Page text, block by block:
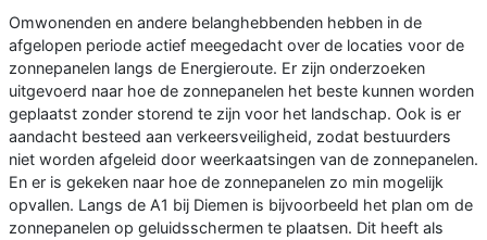
Omwonenden en andere belanghebbenden hebben in de
afgelopen periode actief meegedacht over de locaties voor de
zonnepanelen langs de Energieroute. Er zijn onderzoeken
uitgevoerd naar hoe de zonnepanelen het beste kunnen worden
geplaatst zonder storend te zijn voor het landschap. Ook is er
aandacht besteed aan verkeersveiligheid, zodat bestuurders
niet worden afgeleid door weerkaatsingen van de zonnepanelen.
En er is gekeken naar hoe de zonnepanelen zo min mogelijk
opvallen. Langs de A1 bij Diemen is bijvoorbeeld het plan om de
zonnepanelen op geluidsschermen te plaatsen. Dit heeft als